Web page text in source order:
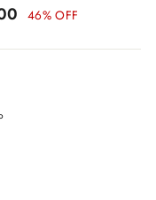
46% OFF